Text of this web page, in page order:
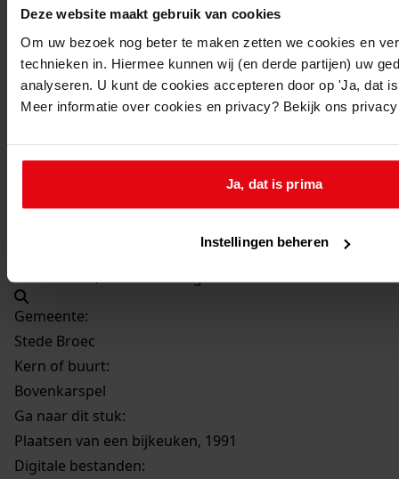
Deze website maakt gebruik van cookies
Om uw bezoek nog beter te maken zetten we cookies en
technieken in. Hiermee kunnen wij (en derde partijen) uw
analyseren. U kunt de cookies accepteren door op 'Ja, dat
Meer informatie over cookies en privacy? Bekijk ons
Ja, dat is prima
Instellingen beheren
1991
Beschrijving:
Plaatsen van een bijkeuken
Datum vergunning:
23-04-1991
Bovenkarspel, Watermolenweg 5
Stede Broec, sectie C 1754 ged
Gemeente:
Stede Broec
Kern of buurt:
Bovenkarspel
Ga naar dit stuk:
Plaatsen van een bijkeuken, 1991
Digitale bestanden: